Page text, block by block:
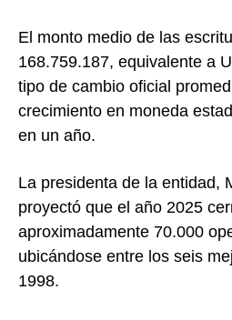
El monto medio de las
168.759.187, equivalente a
tipo de cambio oficial
crecimiento en moneda
en un año.
La presidenta de la entidad,
proyectó que el año 2025
aproximadamente 70.000
ubicándose entre los seis
1998.